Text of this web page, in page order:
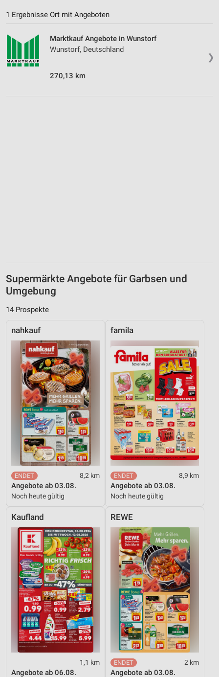
1 Ergebnisse Ort mit Angeboten
❯
Marktkauf Angebote in Wunstorf
Wunstorf, Deutschland
270,13 km
Supermärkte Angebote für Garbsen und
Umgebung
14 Prospekte
nahkauf
8,2 km
Angebote ab 03.08.
Noch heute gültig
famila
8,9 km
Angebote ab 03.08.
Noch heute gültig
Kaufland
1,1 km
Angebote ab 06.08.
REWE
2 km
Angebote ab 03.08.